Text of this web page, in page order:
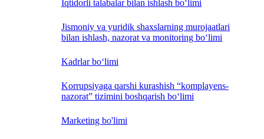
Iqtidorli talabalar bilan ishlash bo‘limi
Jismoniy va yuridik shaxslarning murojaatlari
bilan ishlash, nazorat va monitoring bo‘limi
Kadrlar bo‘limi
Korrupsiyaga qarshi kurashish “komplayens-
nazorat” tizimini boshqarish bo‘limi
Marketing bo'limi